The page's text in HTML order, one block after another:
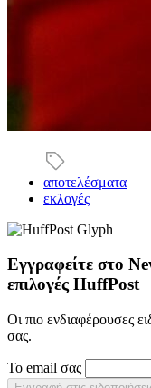
αποτελέσματα
εκλογές
Εγγραφείτε στο
επιλογές HuffPost
Οι πιο ενδιαφέρουσες
σας.
Το email σας